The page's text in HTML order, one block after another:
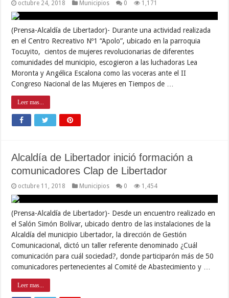
octubre 24, 2018 Municipios 0 1,171
(Prensa-Alcaldía de Libertador)- Durante una actividad realizada
en el Centro Recreativo Nº1 “Apolo”, ubicado en la parroquia
Tocuyito, cientos de mujeres revolucionarias de diferentes
comunidades del municipio, escogieron a las luchadoras Lea
Moronta y Angélica Escalona como las voceras ante el II
Congreso Nacional de las Mujeres en Tiempos de …
Leer mas...
Alcaldía de Libertador inició formación a
comunicadores Clap de Libertador
octubre 11, 2018 Municipios 0 1,454
(Prensa-Alcaldía de Libertador)- Desde un encuentro realizado en
el Salón Simón Bolívar, ubicado dentro de las instalaciones de la
Alcaldía del municipio Libertador, la dirección de Gestión
Comunicacional, dictó un taller referente denominado ¿Cuál
comunicación para cuál sociedad?, donde participarón más de 50
comunicadores pertenecientes al Comité de Abastecimiento y …
Leer mas...